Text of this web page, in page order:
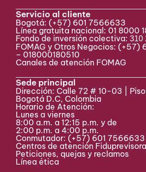
Servicio al cliente
Bogotá: (+57) 601 7566633
Línea gratuita nacional: 01 8000
Fondo de inversión colectiva:310
FOMAG y Otros Negocios:
– 018000180510
Canales de atención FOMAG
Sede principal
Dirección: Calle 72 # 10-03 |
Bogotá D.C, Colombia
Horario de Atención:
Lunes a viernes
8:00 a.m. a 12:15 p.m. y de
2:00 p.m. a 4:00 p.m.
Conmutador: (+57) 601 7566633
Centros de atención Fiduprevisora
Peticiones, quejas y reclamos
Línea ética